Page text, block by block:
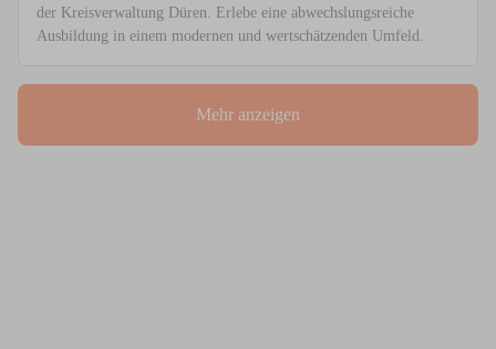
der Kreisverwaltung Düren. Erlebe eine abwechslungsreiche
Ausbildung in einem modernen und wertschätzenden Umfeld.
Mehr anzeigen